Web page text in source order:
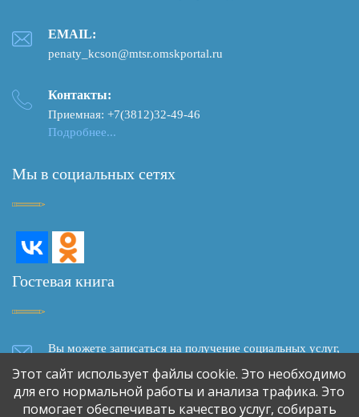
EMAIL:
penaty_kcson@mtsr.omskportal.ru
Контакты:
Приемная: +7(3812)32-49-46
Подробнее...
Мы в социальных сетях
Гостевая книга
Вы можете записаться на получение социальных услуг,
задать вопрос, написать отзыв о качестве социального
обслуживания, сделать предложение о сотрудничестве,
используя форму обратной связи
Этот сайт использует файлы cookie. Это необходимо
для его нормальной работы и анализа трафика. Это
помогает обеспечивать качество услуг, собирать